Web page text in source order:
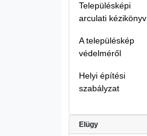
Településképi
arculati kézikönyv
A településkép
védelméről
Helyi építési
szabályzat
Elügy